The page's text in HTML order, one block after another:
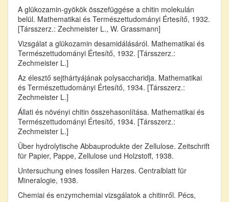
A glükozamin-gyökök összefüggése a chitin molekulán
belül. Mathematikai és Természettudományi Értesítő, 1932.
[Társszerz.: Zechmeister L., W. Grassmann]
Vizsgálat a glükozamin desamidálásáról. Mathematikai és
Természettudományi Értesítő, 1932. [Társszerz.:
Zechmeister L.]
Az élesztő sejthártyájának polysaccharidja. Mathematikai
és Természettudományi Értesítő, 1934. [Társszerz.:
Zechmeister L.]
Állati és növényi chitin összehasonlítása. Mathematikai és
Természettudományi Értesítő, 1934. [Társszerz.:
Zechmeister L.]
Über hydrolytische Abbauprodukte der Zellulose. Zeitschrift
für Papier, Pappe, Zellulose und Holzstoff, 1938.
Untersuchung eines fossilen Harzes. Centralblatt für
Mineralogie, 1938.
Chemiai és enzymchemiai vizsgálatok a chitinről. Pécs,